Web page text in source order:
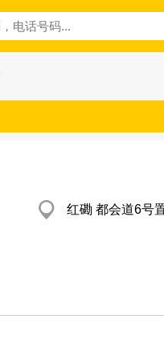
红磡 都会道6号